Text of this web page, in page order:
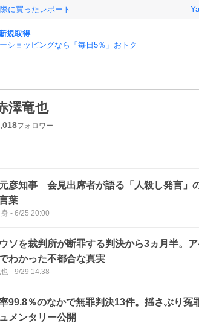
に買ったレポート
規取得
ショッピングなら「毎日5％」おトク
澤竜也
フォロワー
彦知事 会見出席者が語る「人殺し発言」
葉
- 6/25 20:00
ソを裁判所が断罪する判決から3ヵ月半。
わかった不都合な真実
- 9/29 14:38
99.8％のなかで無罪判決13件。揺さぶり冤
ュメンタリー公開